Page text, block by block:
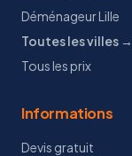
Déménageur Lille
Toutes les villes →
Tous les prix
Informations
Devis gratuit